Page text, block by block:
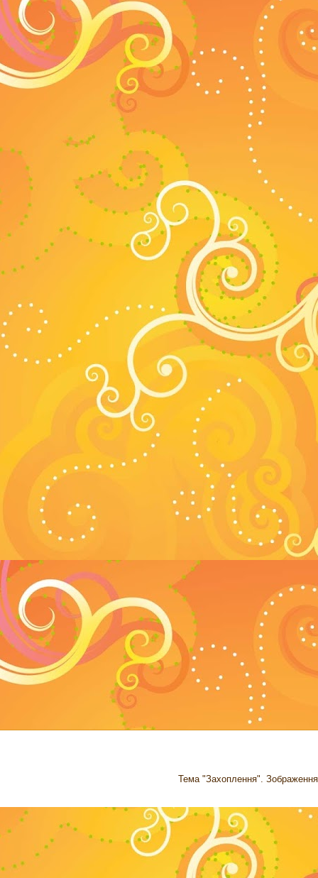
Тема "Захоплення".